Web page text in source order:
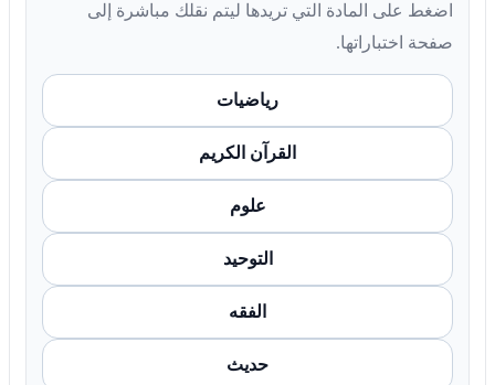
اضغط على المادة التي تريدها ليتم نقلك مباشرة إلى
صفحة اختباراتها.
رياضيات
القرآن الكريم
علوم
التوحيد
الفقه
حديث